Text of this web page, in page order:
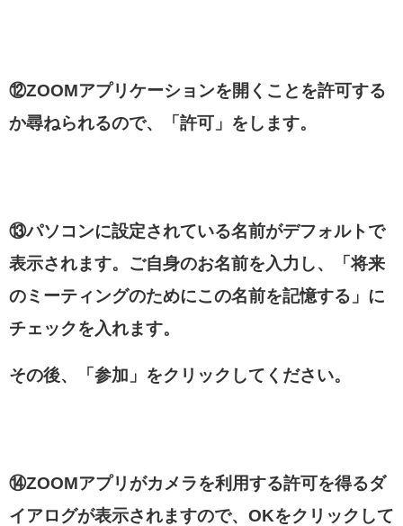
⑫ZOOMアプリケーションを開くことを許可する
か尋ねられるので、「許可」をします。
⑬パソコンに設定されている名前がデフォルトで
表示されます。
ご自身のお名前を入力し、「将来
のミーティングのためにこの名前を記憶する」に
チェックを入れます。
その後、「参加」をクリックしてください。
⑭ZOOMアプリがカメラを利用する許可を得るダ
イアログが表示されますので、OKをクリックして